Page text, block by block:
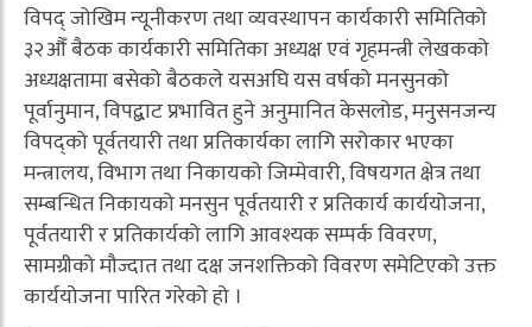
विपद् जोखिम न्यूनीकरण तथा व्यवस्थापन कार्यकारी समितिको
३२औँ बैठक कार्यकारी समितिका अध्यक्ष एवं गृहमन्त्री लेखकको
अध्यक्षतामा बसेको बैठकले यसअघि यस वर्षको मनसुनको
पूर्वानुमान, विपद्बाट प्रभावित हुने अनुमानित केसलोड, मनुसनजन्य
विपद्को पूर्वतयारी तथा प्रतिकार्यका लागि सरोकार भएका
मन्त्रालय, विभाग तथा निकायको जिम्मेवारी, विषयगत क्षेत्र तथा
सम्बन्धित निकायको मनसुन पूर्वतयारी र प्रतिकार्य कार्ययोजना,
पूर्वतयारी र प्रतिकार्यको लागि आवश्यक सम्पर्क विवरण,
सामग्रीको मौज्दात तथा दक्ष जनशक्तिको विवरण समेटिएको उक्त
कार्ययोजना पारित गरेको हो ।